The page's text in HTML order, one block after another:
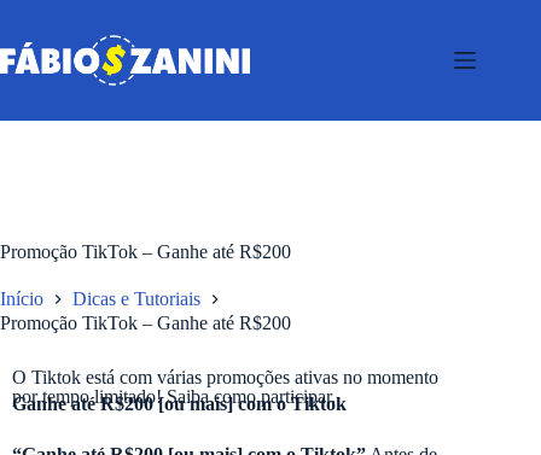
Promoção TikTok – Ganhe até R$200
Início
Dicas e Tutoriais
Promoção TikTok – Ganhe até R$200
Ganhe até R$200 [ou mais] com o Tiktok
O Tiktok está com várias promoções ativas no momento
por tempo limitado! Saiba como participar.